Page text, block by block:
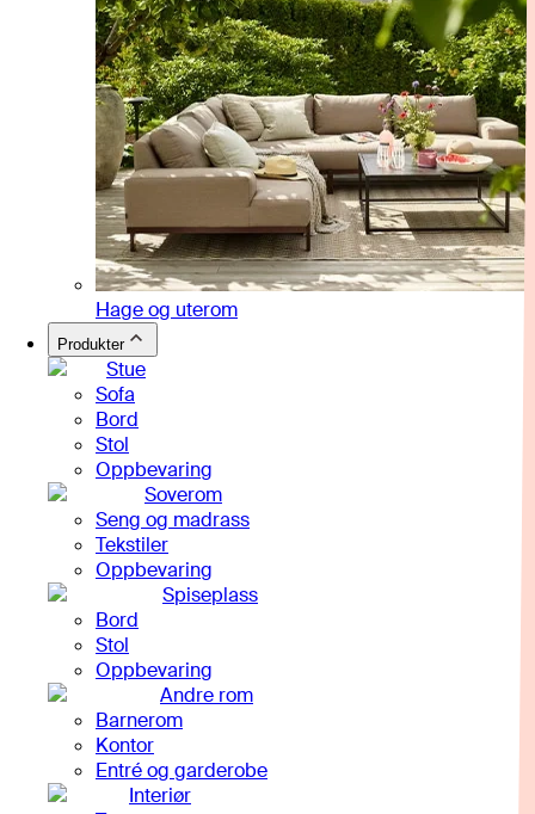
Hage og uterom
Produkter
Stue
Sofa
Bord
Stol
Oppbevaring
Soverom
Seng og madrass
Tekstiler
Oppbevaring
Spiseplass
Bord
Stol
Oppbevaring
Andre rom
Barnerom
Kontor
Entré og garderobe
Interiør